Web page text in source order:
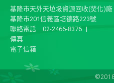
基隆市天外天垃圾資源回收(焚化)廠
基隆市201信義區培德路223號
聯絡電話
02-2466-8376 |
傳真
電子信箱